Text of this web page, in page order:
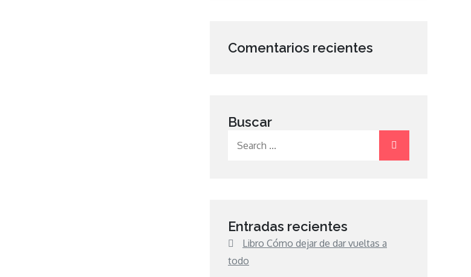
Comentarios recientes
Buscar
Entradas recientes
Libro Cómo dejar de dar vueltas a
todo